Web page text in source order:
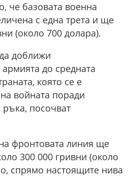
че базовата военна
с една трета и ще
(около 700 долара).
доближи
до средната
която се е
войната поради
ръка, посочват
фронтовата линия ще
300 000 гривни (около
спрямо настоящите нива